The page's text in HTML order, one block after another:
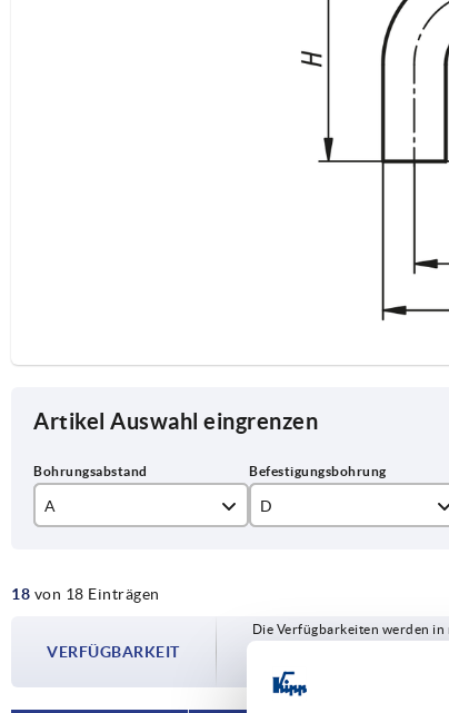
Artikel Auswahl eingrenzen
A
94
120
D
M8
M10
18 von 18 Einträgen
VERFÜGBARKEIT
Die Verfügbarkeiten werden
Versanddatum.